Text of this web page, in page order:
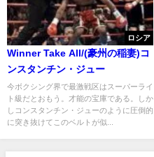
ロシア
Winner Take All/(豪州の稲妻)コ
ンスタンチン・ジュー
今ボクシング界で最激戦区はスーパーライ
ト級だとおもう。才能の宝庫である。しか
しコンスタンチン・ジューのように圧倒的
に突き抜けてこのベルトが似...